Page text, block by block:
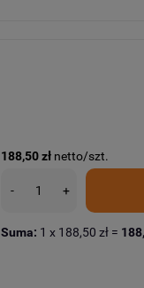
188,50 zł netto/szt.
- +
Suma: 1 x 188,50 zł =